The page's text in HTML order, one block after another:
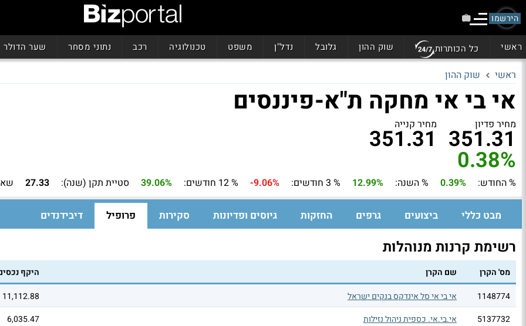
הירשמו
ראשי כל הכותרות שוק ההון גלובל נדל"ן משפט טכנולוגיה רכב נתוני מסחר שער הדולר
ראשי שוק ההון
אי בי אי מחקה ת"א-פיננסים
מחיר פדיון
351.31 מחיר קנייה
351.31
0.38%
% החודש: 0.39% % השנה: 12.99% % 3 חודשים: -9.06% % 12 חודשים: 39.06% סטיית תקן (שנה): 27.33
מבט כללי ביצועים גרפים החזקות גיוסים ופדיונות סקירות פרופיל דיבידנדים
רשימת קרנות מנוהלות
מס' הקרן שם הקרן היקף
1148774 אי בי אי סל אינדקס בנקים ישראל
11,112.88
5137732
אי.בי.אי. כספית ניהול נזילות
6,035.47